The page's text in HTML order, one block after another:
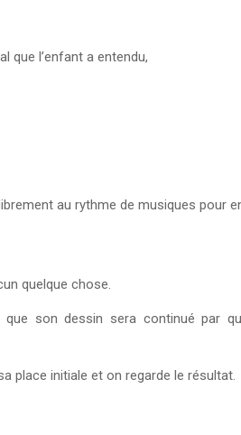
que l’enfant a entendu,
au rythme de musiques pour
quelque chose.
son dessin sera continué par
place initiale et on regarde le résultat.